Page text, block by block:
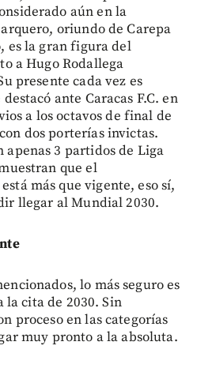
aún en la
oriundo de Carepa
es la gran figura del
a Hugo Rodallega
presente cada vez es
ante Caracas F.C. en
a los octavos de final de
dos porterías invictas.
apenas 3 partidos de Liga
que el
más que vigente, eso sí,
llegar al Mundial 2030.
lo más seguro es
cita de 2030. Sin
proceso en las categorías
muy pronto a la absoluta.